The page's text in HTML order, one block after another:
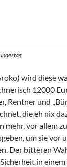
wird diese
12000
Rentner und
die eh nix
mehr, vor allem
um sie vor
Der bitteren
in